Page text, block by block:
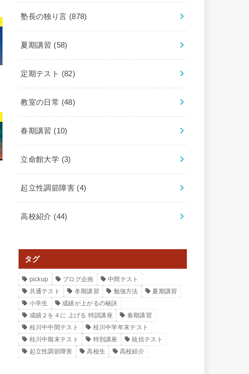
塾長の独り言 (878)
夏期講習 (58)
定期テスト (82)
教室の日常 (48)
春期講習 (10)
立命館大学 (3)
起立性調節障害 (4)
高校紹介 (44)
タグ
pickup ブログ企画
中間テスト
共通テスト
冬期講習 勉強方法
夏期講習
小学生
成績が上がるの秘訣
成績２を４に 上げる 特訓講座
春期講習
桂川中中間テスト
桂川中学年末テスト
桂川中期末テスト
特別講座
統括テスト
起立性調節障害
高校生 高校紹介